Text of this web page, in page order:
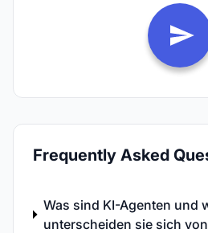
Frequently Asked
Was sind KI-Agenten und
unterscheiden sie sich